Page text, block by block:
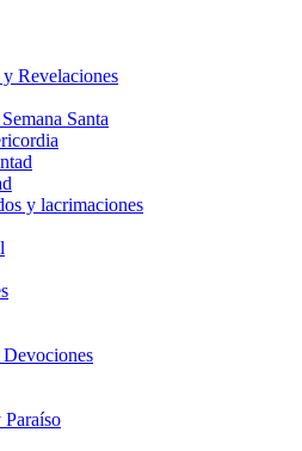
Revelaciones
Santa
y lacrimaciones